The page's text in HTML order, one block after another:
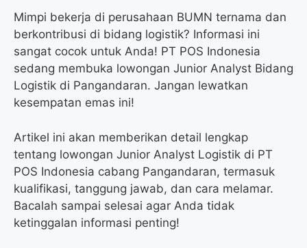
Mimpi bekerja di perusahaan BUMN ternama dan
berkontribusi di bidang logistik? Informasi ini
sangat cocok untuk Anda! PT POS Indonesia
sedang membuka lowongan Junior Analyst Bidang
Logistik di Pangandaran. Jangan lewatkan
kesempatan emas ini!
Artikel ini akan memberikan detail lengkap
tentang lowongan Junior Analyst Logistik di PT
POS Indonesia cabang Pangandaran, termasuk
kualifikasi, tanggung jawab, dan cara melamar.
Bacalah sampai selesai agar Anda tidak
ketinggalan informasi penting!